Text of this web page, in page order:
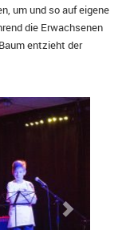
umund so auf eigene
die Erwachsenen
entzieht der